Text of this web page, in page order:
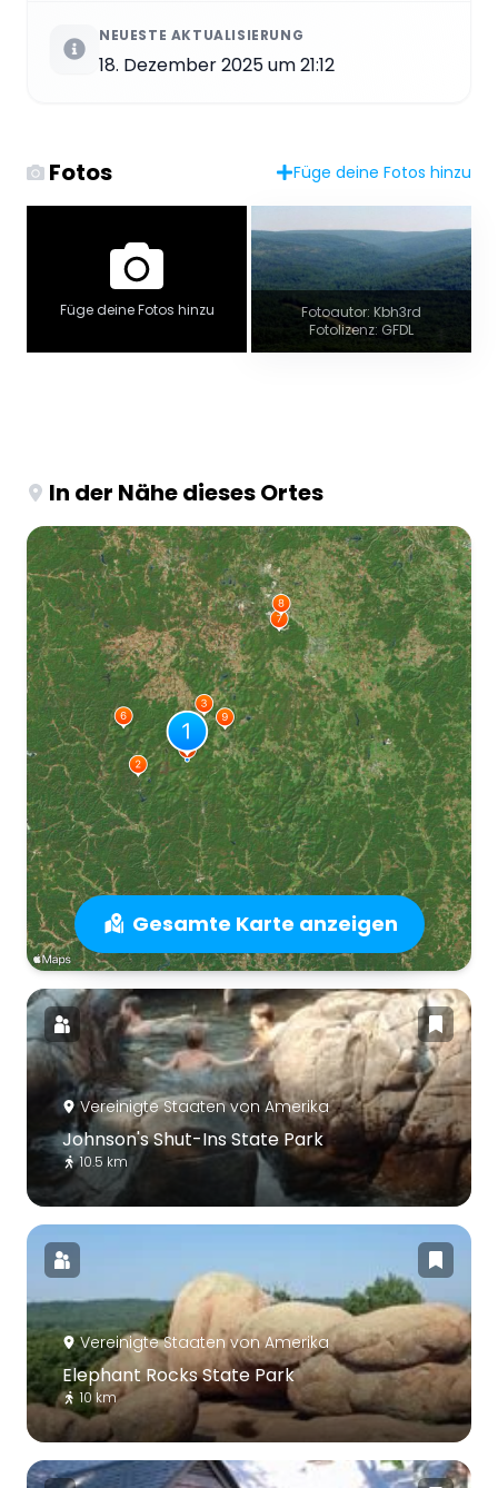
NEUESTE AKTUALISIERUNG
18. Dezember 2025 um 21:12
Fotos Füge deine Fotos hinzu
Füge deine Fotos hinzu
Fotoautor: Kbh3rd
Fotolizenz: GFDL
In der Nähe dieses Ortes
Gesamte Karte anzeigen
Vereinigte Staaten von Amerika
Johnson's Shut-Ins State Park
10.5 km
Vereinigte Staaten von Amerika
Elephant Rocks State Park
10 km